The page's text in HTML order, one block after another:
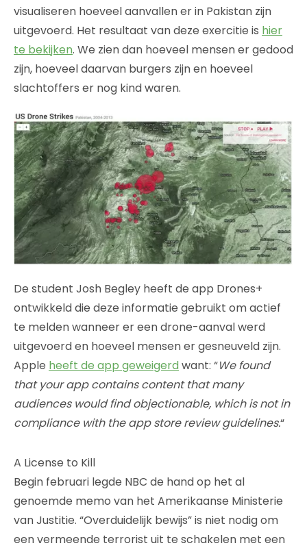
visualiseren hoeveel aanvallen er in Pakistan zijn
uitgevoerd. Het resultaat van deze exercitie is hier
te bekijken. We zien dan hoeveel mensen er gedood
zijn, hoeveel daarvan burgers zijn en hoeveel
slachtoffers er nog kind waren.
De student Josh Begley heeft de app Drones+
ontwikkeld die deze informatie gebruikt om actief
te melden wanneer er een drone-aanval werd
uitgevoerd en hoeveel mensen er gesneuveld zijn.
Apple heeft de app geweigerd want: “We found
that your app contains content that many
audiences would find objectionable, which is not in
compliance with the app store review guidelines.“
A License to Kill
Begin februari legde NBC de hand op het al
genoemde memo van het Amerikaanse Ministerie
van Justitie. “Overduidelijk bewijs” is niet nodig om
een vermeende terrorist uit te schakelen met een